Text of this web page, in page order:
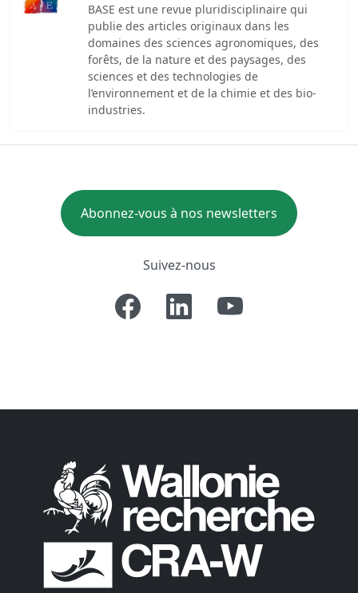
BASE est une revue pluridisciplinaire qui
publie des articles originaux dans les
domaines des sciences agronomiques, des
forêts, de la nature et des paysages, des
sciences et des technologies de
l’environnement et de la chimie et des bio-
industries.
Abonnez-vous à nos newsletters
Suivez-nous